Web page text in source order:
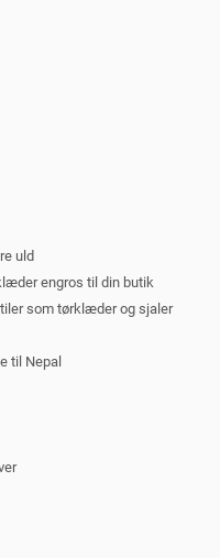
uld
engros til din butik
som tørklæder og sjaler
til Nepal